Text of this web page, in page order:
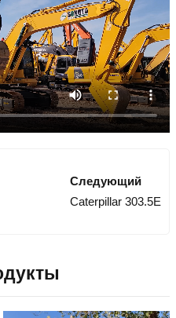
Следующий
Caterpillar 303.5E